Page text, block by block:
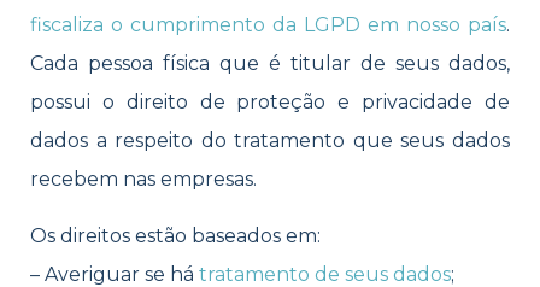
fiscaliza o cumprimento da LGPD em nosso país.
Cada pessoa física que é titular de seus dados,
possui o direito de proteção e privacidade de
dados a respeito do tratamento que seus dados
recebem nas empresas.
Os direitos estão baseados em:
– Averiguar se há tratamento de seus dados;